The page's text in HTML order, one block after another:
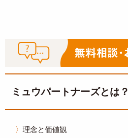
ミュウパートナーズとは？
理念と価値観